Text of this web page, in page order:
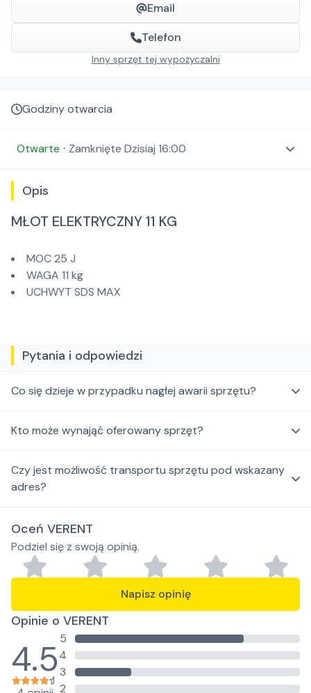
Email
Telefon
Inny sprzęt tej wypożyczalni
Godziny otwarcia
Otwarte ⋅ Zamknięte Dzisiaj 16:00
Opis
MŁOT ELEKTRYCZNY 11 KG
MOC 25 J
WAGA 11 kg
UCHWYT SDS MAX
Pytania i odpowiedzi
Co się dzieje w przypadku nagłej awarii sprzętu?
Kto może wynająć oferowany sprzęt?
Czy jest możliwość transportu sprzętu pod wskazany
adres?
Oceń VERENT
Podziel się z swoją opinią.
Napisz opinię
Opinie o VERENT
4.5 5
4
3
2